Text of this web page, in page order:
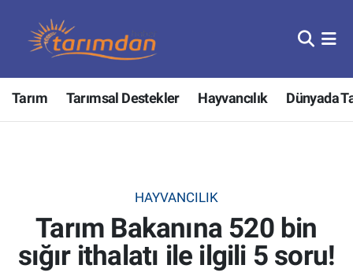
Tarım Tarımsal Destekler Hayvancılık Dünyada
HAYVANCILIK
Tarım Bakanına 520 bin
sığır ithalatı ile ilgili 5 soru!
Tarım
Hayvancılık
Tarımsal Destekler
Tarım Bakanlığı
Nöbetçi Eczaneler
Hava Durumu
Tüm Manşetler
Son Dakika Haberleri